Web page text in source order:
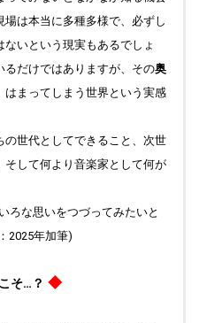
は本当に多種多様で、必ずし
いという現実もあるでしょ
るだけではありますが、その奥
はまってしまう世界という実感
の世代としてできること、次世
して何より音楽家として何が
いろな思いをつづってみたいと
2025年加筆)
そ…？ ◆